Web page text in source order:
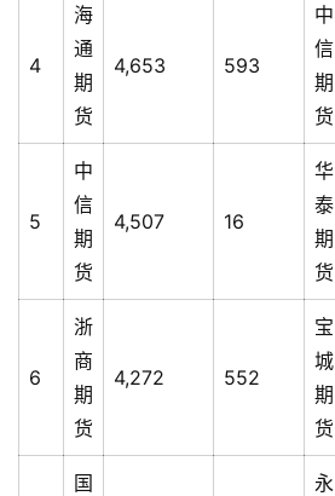
4
海
通
期
货
4,653 593
中
信
期
货
5
中
信
期
货
4,507 16
华
泰
期
货
6
浙
商
期
货
4,272 552
宝
城
期
货
国
永